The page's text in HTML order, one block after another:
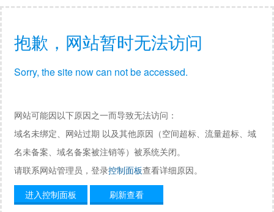
抱歉，网站暂时无法访问
Sorry, the site now can not be accessed.
网站可能因以下原因之一而导致无法访问：
域名未绑定、网站过期 以及其他原因（空间超标、流量超标、域
名未备案、域名备案被注销等）被系统关闭。
请联系网站管理员，登录控制面板查看详细原因。
进入控制面板
刷新查看